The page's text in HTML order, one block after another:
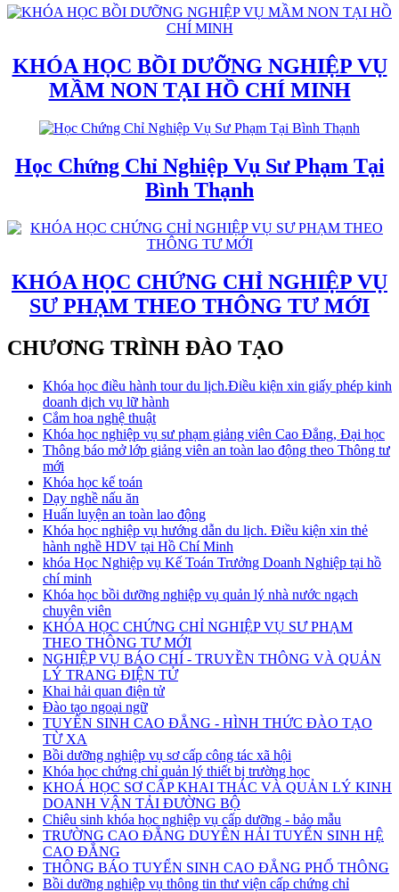
KHÓA HỌC BỒI DƯỠNG NGHIỆP VỤ
MẦM NON TẠI HỒ CHÍ MINH
Học Chứng Chỉ Nghiệp Vụ Sư Phạm Tại
Bình Thạnh
KHÓA HỌC CHỨNG CHỈ NGHIỆP VỤ
SƯ PHẠM THEO THÔNG TƯ MỚI
CHƯƠNG TRÌNH ĐÀO TẠO
Khóa học điều hành tour du lịch.Điều kiện xin giấy phép kinh
doanh dịch vụ lữ hành
Cắm hoa nghệ thuật
Khóa học nghiệp vụ sư phạm giảng viên Cao Đẳng, Đại học
Thông báo mở lớp giảng viên an toàn lao động theo Thông tư
mới
Khóa học kế toán
Dạy nghề nấu ăn
Huấn luyện an toàn lao động
Khóa học nghiệp vụ hướng dẫn du lịch. Điều kiện xin thẻ
hành nghề HDV tại Hồ Chí Minh
khóa Học Nghiệp vụ Kế Toán Trưởng Doanh Nghiệp tại hồ
chí minh
Khóa học bồi dưỡng nghiệp vụ quản lý nhà nước ngạch
chuyên viên
KHÓA HỌC CHỨNG CHỈ NGHIỆP VỤ SƯ PHẠM
THEO THÔNG TƯ MỚI
NGHIỆP VỤ BÁO CHÍ - TRUYỀN THÔNG VÀ QUẢN
LÝ TRANG ĐIỆN TỬ
Khai hải quan điện tử
Đào tạo ngoại ngữ
TUYỂN SINH CAO ĐẲNG - HÌNH THỨC ĐÀO TẠO
TỪ XA
Bồi dưỡng nghiệp vụ sơ cấp công tác xã hội
Khóa học chứng chỉ quản lý thiết bị trường học
KHOÁ HỌC SƠ CẤP KHAI THÁC VÀ QUẢN LÝ KINH
DOANH VẬN TẢI ĐƯỜNG BỘ
Chiêu sinh khóa học nghiệp vụ cấp dưỡng - bảo mẫu
TRƯỜNG CAO ĐẲNG DUYÊN HẢI TUYỂN SINH HỆ
CAO ĐẲNG
THÔNG BÁO TUYỂN SINH CAO ĐẲNG PHỔ THÔNG
Bồi dưỡng nghiệp vụ thông tin thư viện cấp chứng chỉ